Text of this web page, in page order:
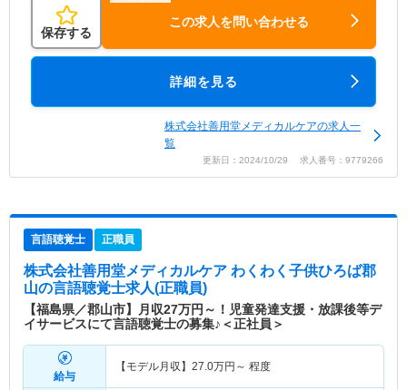
保存する
この求人を問い合わせる
詳細を見る
株式会社善用堂メディカルケアの求人一
覧
更新日：2024/10/29 求人番号：9779266
言語聴覚士 正職員
株式会社善用堂メディカルケア わくわく子供ひろば郡
山の言語聴覚士求人(正職員)
【福島県／郡山市】月収27万円～！児童発達支援・放課後等デ
イサービスにて言語聴覚士の募集♪＜正社員＞
給与
【モデル月収】 27.0万円～ 程度